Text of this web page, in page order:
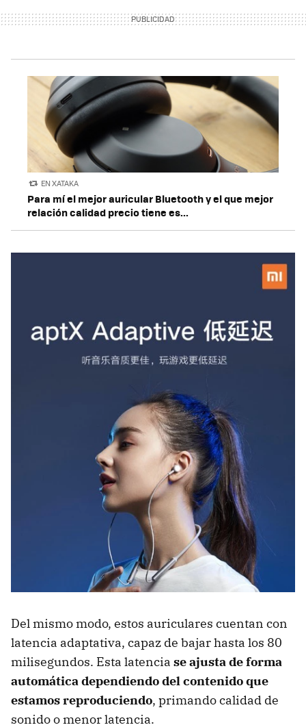
EN XATAKA
Para mí el mejor auricular Bluetooth y el que mejor
relación calidad precio tiene es...
Del mismo modo, estos auriculares cuentan con
latencia adaptativa, capaz de bajar hasta los 80
milisegundos. Esta latencia se ajusta de forma
automática dependiendo del contenido que
estamos reproduciendo, primando calidad de
sonido o menor latencia.